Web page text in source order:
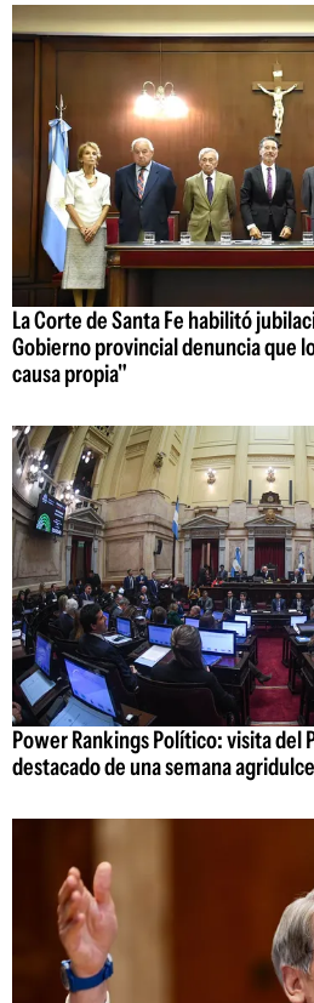
La Corte de Santa Fe habilitó
Gobierno provincial denuncia que
causa propia"
Power Rankings Político: visita del
destacado de una semana